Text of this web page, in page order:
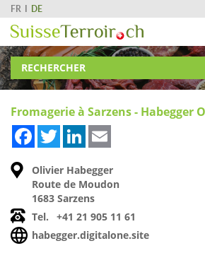
FR DE
RECHERCHER
Fromagerie à Sarzens - Habegger
FacebookTwitterLinkedIn
Olivier Habegger
Route de Moudon
1683 Sarzens
Tel.
+41 21 905 11 61
habegger.digitalone.site